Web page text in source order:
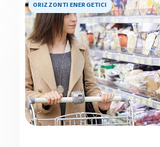
ORIZZONTI ENERGETICI